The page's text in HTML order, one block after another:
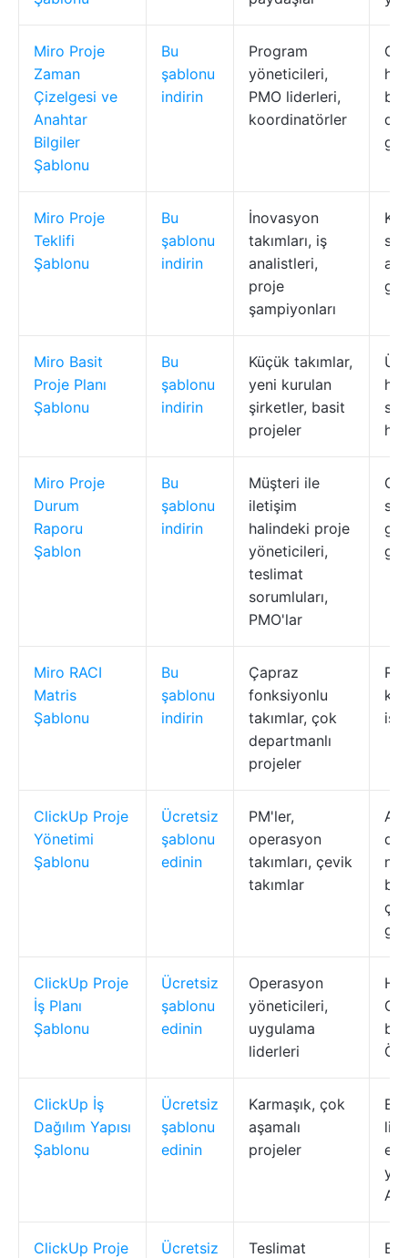
Miro Proje
Zaman
Çizelgesi ve
Anahtar
Bilgiler
Şablonu
Bu
şablonu
indirin
Program
yöneticileri,
PMO liderleri,
koordinatörler
Miro Proje
Teklifi
Şablonu
Bu
şablonu
indirin
İnovasyon
takımları, iş
analistleri,
proje
şampiyonları
Miro Basit
Proje Planı
Şablonu
Bu
şablonu
indirin
Küçük takımlar,
yeni kurulan
şirketler, basit
projeler
Miro Proje
Durum
Raporu
Şablon
Bu
şablonu
indirin
Müşteri ile
iletişim
halindeki proje
yöneticileri,
teslimat
sorumluları,
PMO'lar
Miro RACI
Matris
Şablonu
Bu
şablonu
indirin
Çapraz
fonksiyonlu
takımlar, çok
departmanlı
projeler
işe
ClickUp Proje
Yönetimi
Şablonu
Ücretsiz
şablonu
edinin
PM'ler,
operasyon
takımları, çevik
takımlar
Alt
ClickUp Proje
İş Planı
Şablonu
Ücretsiz
şablonu
edinin
Operasyon
yöneticileri,
uygulama
liderleri
ClickUp İş
Dağılım Yapısı
Şablonu
Ücretsiz
şablonu
edinin
Karmaşık, çok
aşamalı
projeler
ClickUp Proje
Ücretsiz
Teslimat